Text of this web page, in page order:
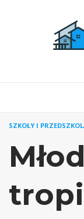
SZKOŁY I